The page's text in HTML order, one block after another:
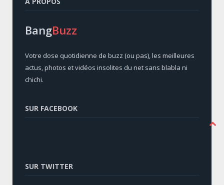
BangBuzz
Votre dose quotidienne de buzz (ou pas), les meilleures
actus, photos et vidéos insolites du net sans blabla ni
chichi.
SUR FACEBOOK
SUR TWITTER